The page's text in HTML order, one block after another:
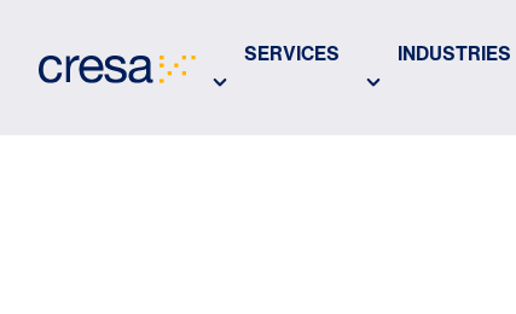
Main
SERVICES INDUSTRIES